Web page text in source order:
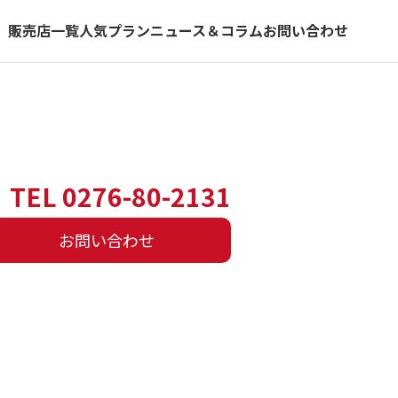
販売店一覧人気プランニュース＆コラムお問い合わせ
TEL 0276-80-2131
お問い合わせ